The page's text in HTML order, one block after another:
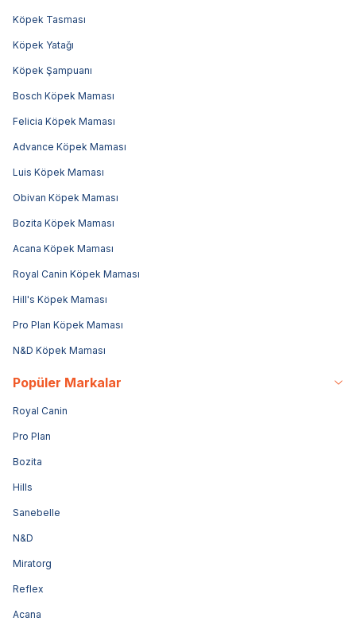
Köpek Tasması
Köpek Yatağı
Köpek Şampuanı
Bosch Köpek Maması
Felicia Köpek Maması
Advance Köpek Maması
Luis Köpek Maması
Obivan Köpek Maması
Bozita Köpek Maması
Acana Köpek Maması
Royal Canin Köpek Maması
Hill's Köpek Maması
Pro Plan Köpek Maması
N&D Köpek Maması
Popüler Markalar
Royal Canin
Pro Plan
Bozita
Hills
Sanebelle
N&D
Miratorg
Reflex
Acana